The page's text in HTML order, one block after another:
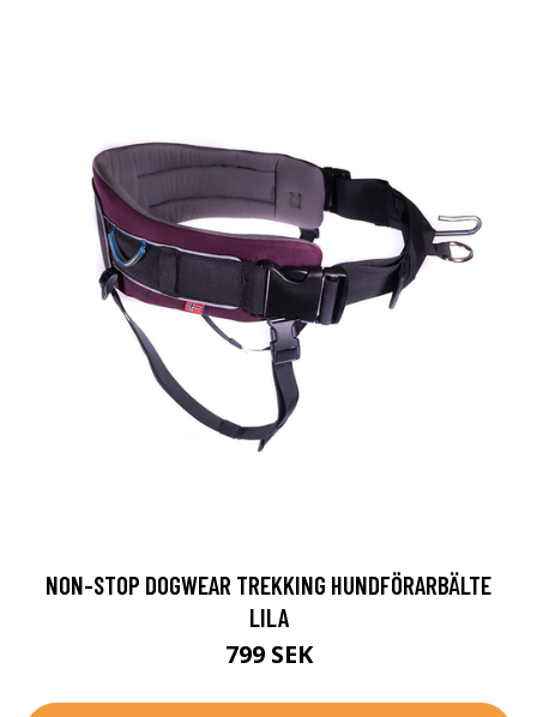
NON-STOP DOGWEAR TREKKING HUNDFÖRARBÄLTE
LILA
799 SEK